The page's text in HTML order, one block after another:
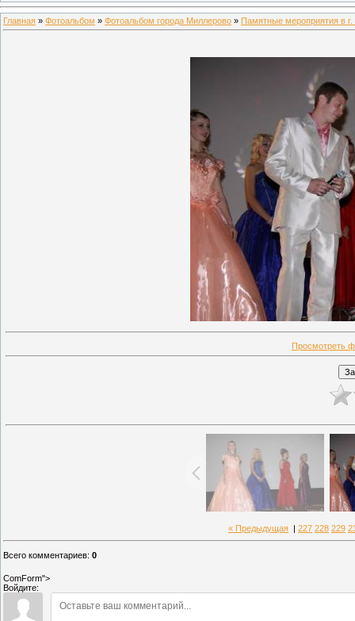
Главная » Фотоальбом » Фотоальбом города Миллерово » Памятные мероприятия в
Просмотреть
« Предыдущая 227 228 229
Всего комментариев: 0
ComForm">
Войдите: